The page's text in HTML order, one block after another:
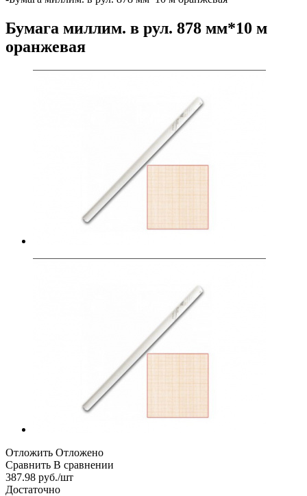
Бумага миллим. в рул. 878 мм*10 м
оранжевая
Отложить Отложено
Сравнить В сравнении
387.98 руб./шт
Достаточно